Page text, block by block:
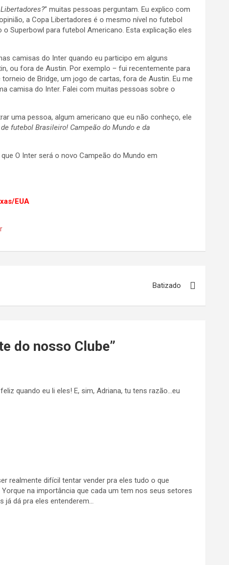
” muitas pessoas perguntam. Eu explico com
a Copa Libertadores é o mesmo nível no futebol
o Superbowl para futebol Americano. Esta explicação eles
camisas do Inter quando eu participo em alguns
ou fora de Austin. Por exemplo – fui recentemente para
de Bridge, um jogo de cartas, fora de Austin. Eu me
camisa do Inter. Falei com muitas pessoas sobre o
uma pessoa, algum americano que eu não conheço, ele
futebol Brasileiro! Campeão do Mundo e da
O Inter será o novo Campeão do Mundo em
EUA
Batizado
do nosso Clube”
quando eu li eles! E, sim, Adriana, tu tens razão…eu
realmente difícil tentar vender pra eles tudo o que
na importância que cada um tem nos seus setores
já dá pra eles entenderem…